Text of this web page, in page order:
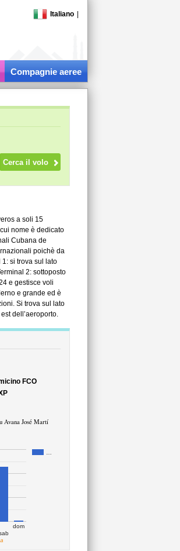
Italiano
Compagnie aeree
a soli 15
nome è dedicato
Cubana de
poichè da
si trova sul lato
2: sottoposto
e gestisce voli
e grande ed è
Si trova sul lato
dell’aeroporto.
FCO
Avana José Martí
dom